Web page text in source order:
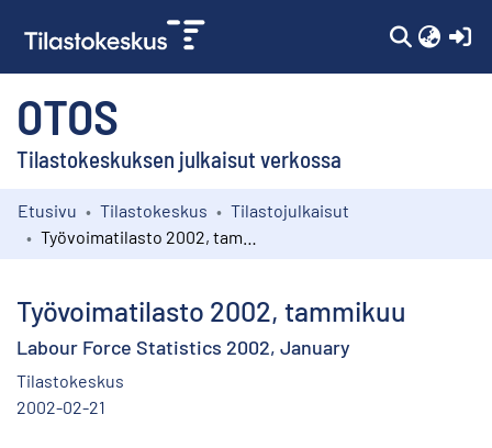
OTOS
Tilastokeskuksen julkaisut verkossa
Kokoelmat
Etusivu Tilastokeskus
Tilastojulkaisut
Työvoimatilasto 2002, tammikuu
Labour Force Statistics 2002, January
Tilastokeskus
2002-02-21